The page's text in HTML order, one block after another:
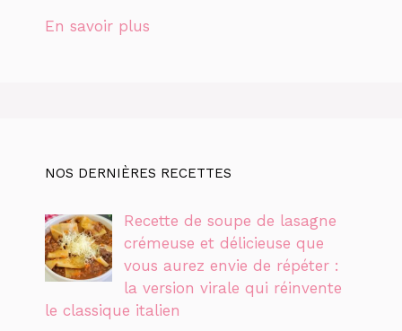
En savoir plus
NOS DERNIÈRES RECETTES
Recette de soupe de lasagne
crémeuse et délicieuse que
vous aurez envie de répéter :
la version virale qui réinvente
le classique italien